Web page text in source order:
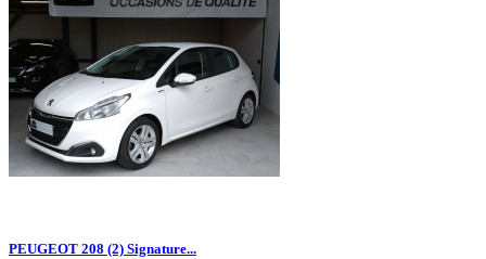
PEUGEOT 208 (2) Signature...